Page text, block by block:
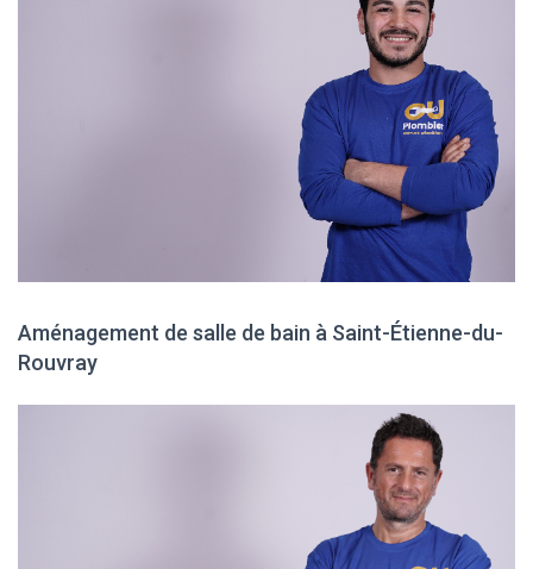
Aménagement de salle de bain à Saint-Étienne-du-
Rouvray